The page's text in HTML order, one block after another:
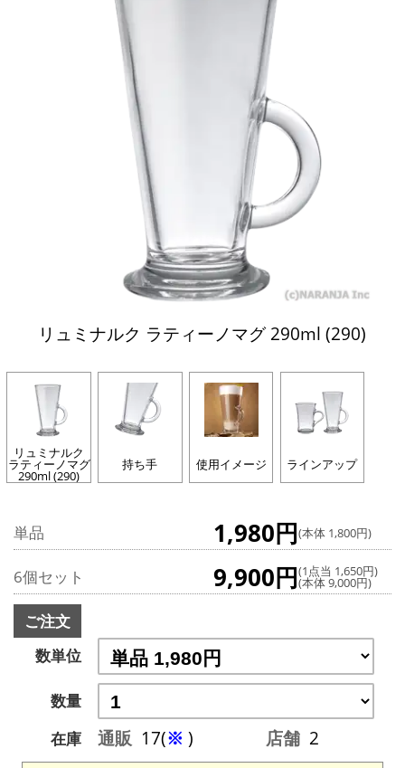
リュミナルク ラティーノマグ 290ml (290)
リュミナルク
ラティーノマグ
290ml (290)
持ち手 使用イメージ ラインアップ
単品 1,980円(本体 1,800円)
6個セット 9,900円(1点当 1,650円)
(本体 9,000円)
ご注文
数単位
数量
在庫
通販 17(※ ) 店舗 2